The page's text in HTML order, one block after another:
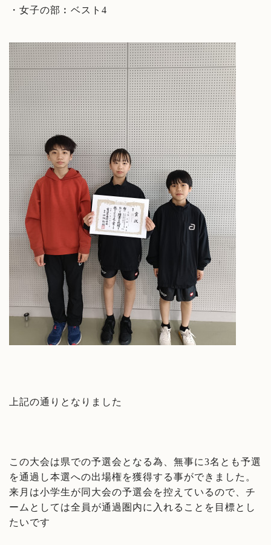
・女子の部︰ベスト4
上記の通りとなりました
この大会は県での予選会となる為、無事に3名とも予選
を通過し本選への出場権を獲得する事ができました。
来月は小学生が同大会の予選会を控えているので、チ
ームとしては全員が通過圏内に入れることを目標とし
たいです